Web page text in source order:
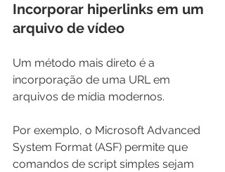
Incorporar hiperlinks em um
arquivo de vídeo
Um método mais direto é a
incorporação de uma URL em
arquivos de mídia modernos.
Por exemplo, o Microsoft Advanced
System Format (ASF) permite que
comandos de script simples sejam